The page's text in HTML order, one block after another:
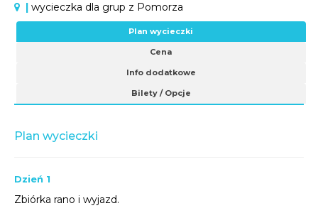
wycieczka dla grup z Pomorza
Plan wycieczki
Cena
Info dodatkowe
Bilety / Opcje
Plan wycieczki
Dzień 1
Zbiórka rano i wyjazd.